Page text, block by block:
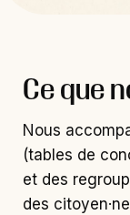
Ce que
Nous
(tables de
et des
des